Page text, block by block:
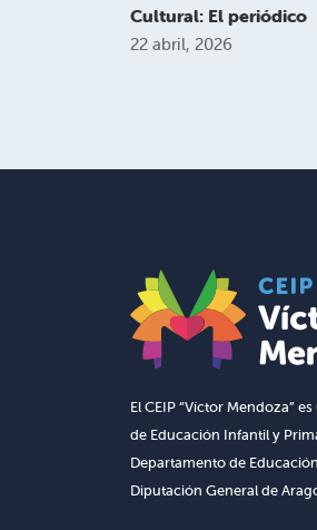
Cultural: El periódico
22 abril, 2026
El CEIP “Víctor Mendoza”
de Educación Infantil y
Departamento de
Diputación General de